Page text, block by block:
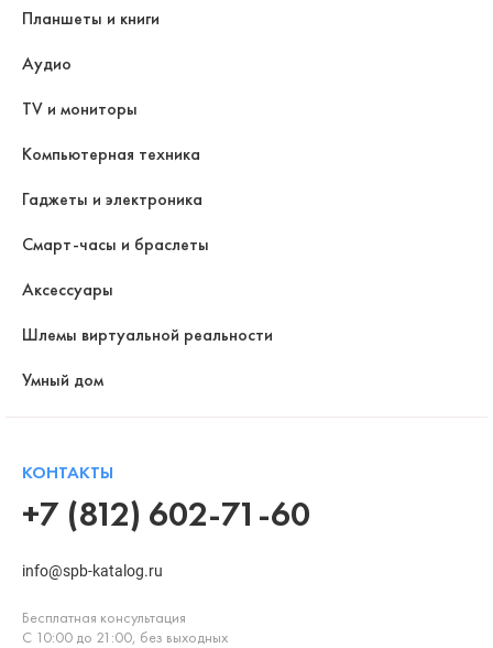
Планшеты и книги
Аудио
TV и мониторы
Компьютерная техника
Гаджеты и электроника
Смарт-часы и браслеты
Аксессуары
Шлемы виртуальной реальности
Умный дом
КОНТАКТЫ
+7 (812) 602-71-60
info@spb-katalog.ru
Бесплатная консультация
С 10:00 до 21:00, без выходных